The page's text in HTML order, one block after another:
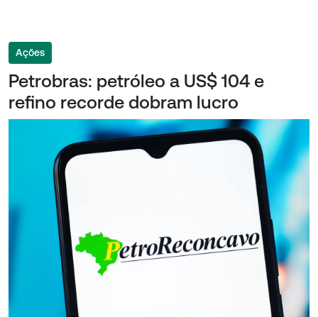
Ações
Petrobras: petróleo a US$ 104 e
refino recorde dobram lucro